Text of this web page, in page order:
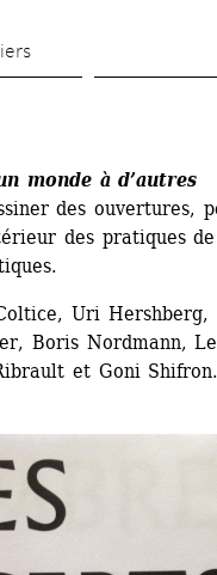
monde à d’autres
des ouvertures,
des pratiques de
Uri Hershberg,
Boris Nordmann,
et Goni